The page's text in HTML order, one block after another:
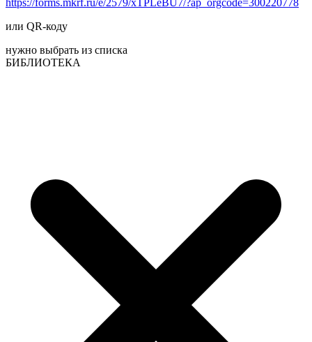
или QR-коду
нужно выбрать из списка
БИБЛИОТЕКА